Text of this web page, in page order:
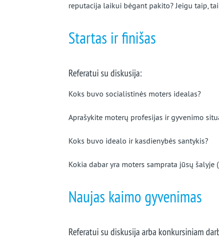
reputacija laikui bėgant pakito? Jeigu taip,
Startas ir finišas
Referatui su diskusija:
Koks buvo socialistinės moters idealas?
Aprašykite moterų profesijas ir gyvenimo
Koks buvo idealo ir kasdienybės santykis?
Kokia dabar yra moters samprata jūsų šalyje
Naujas kaimo gyvenimas
Referatui su diskusija arba konkursiniam